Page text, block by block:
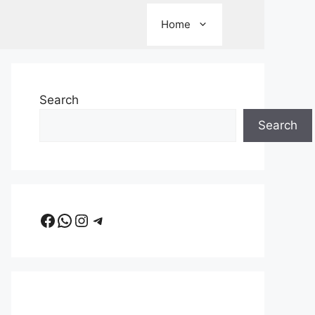
Home
Search
Search
Facebook
WhatsApp
Instagram
Telegram